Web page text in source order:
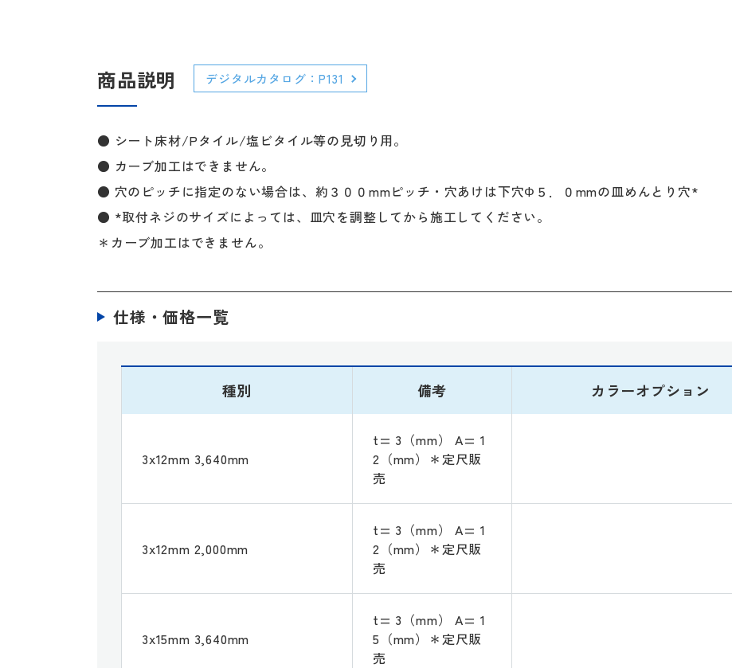
商品説明 デジタルカタログ：P131
● シート床材/Pタイル/塩ビタイル等の見切り用。
● カーブ加工はできません。
● 穴のピッチに指定のない場合は、約３００mmピッチ・穴あけは下穴Φ５．０mmの皿めんとり穴*
● *取付ネジのサイズによっては、皿穴を調整してから施工してください。
＊カーブ加工はできません。
仕様・価格一覧
種別 備考 カラーオプション
3x12mm 3,640mm
t= 3（mm） A= 1
2（mm）＊定尺販
売
3x12mm 2,000mm
t= 3（mm） A= 1
2（mm）＊定尺販
売
3x15mm 3,640mm
t= 3（mm） A= 1
5（mm）＊定尺販
売